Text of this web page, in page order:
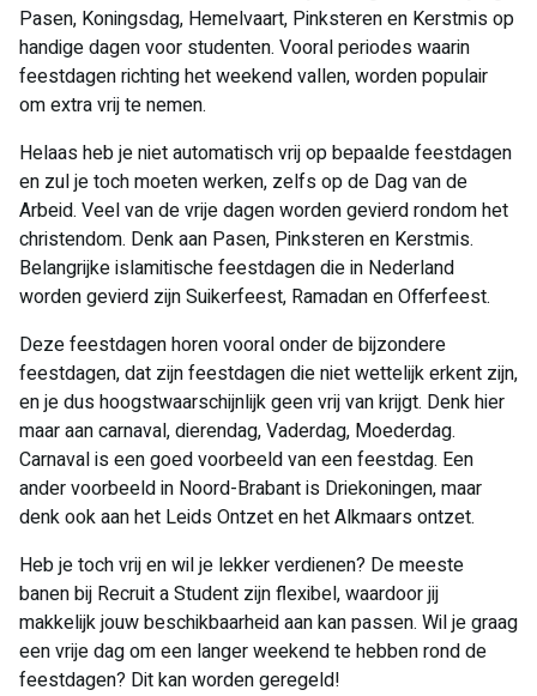
Pasen, Koningsdag, Hemelvaart, Pinksteren en Kerstmis op
handige dagen voor studenten. Vooral periodes waarin
feestdagen richting het weekend vallen, worden populair
om extra vrij te nemen.
Helaas heb je niet automatisch vrij op bepaalde feestdagen
en zul je toch moeten werken, zelfs op de Dag van de
Arbeid. Veel van de vrije dagen worden gevierd rondom het
christendom. Denk aan Pasen, Pinksteren en Kerstmis.
Belangrijke islamitische feestdagen die in Nederland
worden gevierd zijn Suikerfeest, Ramadan en Offerfeest.
Deze feestdagen horen vooral onder de bijzondere
feestdagen, dat zijn feestdagen die niet wettelijk erkent zijn,
en je dus hoogstwaarschijnlijk geen vrij van krijgt. Denk hier
maar aan carnaval, dierendag, Vaderdag, Moederdag.
Carnaval is een goed voorbeeld van een feestdag. Een
ander voorbeeld in Noord-Brabant is Driekoningen, maar
denk ook aan het Leids Ontzet en het Alkmaars ontzet.
Heb je toch vrij en wil je lekker verdienen? De meeste
banen bij Recruit a Student zijn flexibel, waardoor jij
makkelijk jouw beschikbaarheid aan kan passen. Wil je graag
een vrije dag om een langer weekend te hebben rond de
feestdagen? Dit kan worden geregeld!